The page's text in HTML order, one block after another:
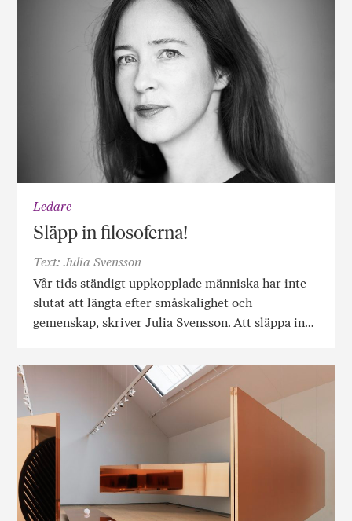
Ledare
Släpp in filosoferna!
Text: Julia Svensson
Vår tids ständigt uppkopplade människa har inte
slutat att längta efter småskalighet och
gemenskap, skriver Julia Svensson. Att släppa in…